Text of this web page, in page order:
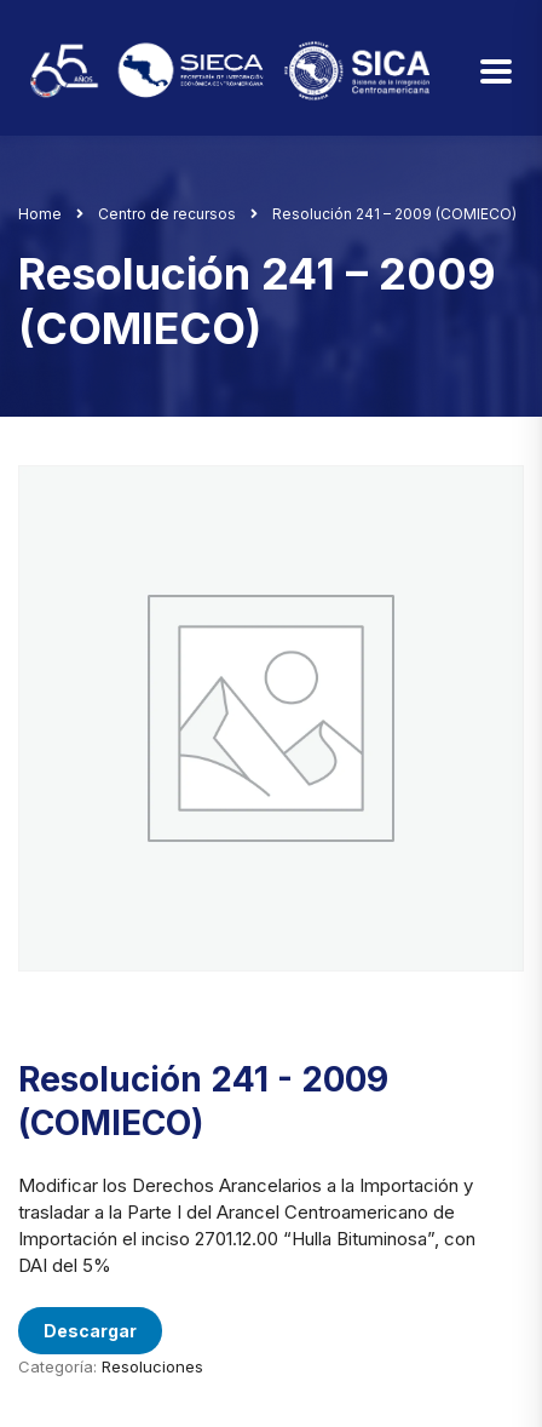
Home Centro de recursos Resolución 241 – 2009 (COMIECO)
Resolución 241 – 2009
(COMIECO)
Resolución 241 - 2009
(COMIECO)
Modificar los Derechos Arancelarios a la Importación y
trasladar a la Parte I del Arancel Centroamericano de
Importación el inciso 2701.12.00 “Hulla Bituminosa”, con
DAI del 5%
Descargar
Categoría: Resoluciones